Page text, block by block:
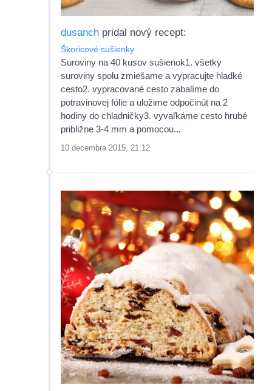
dusanch pridal nový recept:
Škoricové sušienky
Suroviny na 40 kusov sušienok1. všetky
suroviny spolu zmiešame a vypracujte hladké
cesto2. vypracované cesto zabalíme do
potravinovej fólie a uložime odpočinút na 2
hodiny do chladničky3. vyvaľkáme cesto hrubé
približne 3-4 mm a pomocou...
10 decembra 2015, 21:12